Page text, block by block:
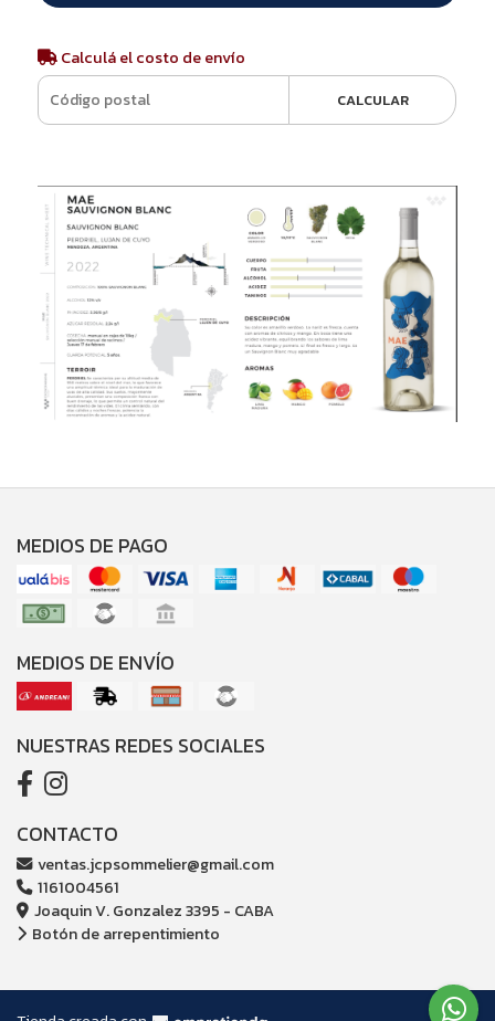
Calculá el costo de envío
CALCULAR
MEDIOS DE PAGO
MEDIOS DE ENVÍO
NUESTRAS REDES SOCIALES
CONTACTO
ventas.jcpsommelier@gmail.com
1161004561
Joaquin V. Gonzalez 3395 - CABA
Botón de arrepentimiento